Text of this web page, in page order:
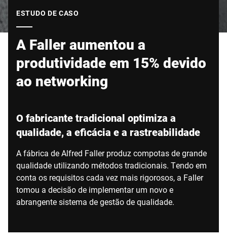
ESTUDO DE CASO
A Faller aumentou a
produtividade em 15% devido
ao networking
O fabricante tradicional optimiza a
qualidade, a eficácia e a rastreabilidade
A fábrica de Alfred Faller produz compotas de grande
qualidade utilizando métodos tradicionais. Tendo em
conta os requisitos cada vez mais rigorosos, a Faller
tomou a decisão de implementar um novo e
abrangente sistema de gestão de qualidade.